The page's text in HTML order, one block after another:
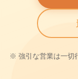
※ 強引な営業は一切